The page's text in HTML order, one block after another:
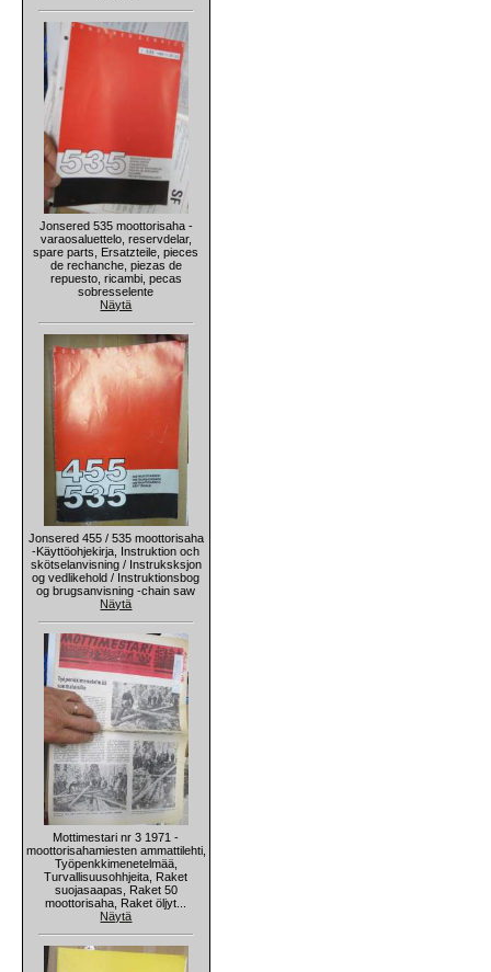
Jonsered 535 moottorisaha -
varaosaluettelo, reservdelar,
spare parts, Ersatzteile, pieces
de rechanche, piezas de
repuesto, ricambi, pecas
sobresselente
Näytä
Jonsered 455 / 535 moottorisaha
-Käyttöohjekirja, Instruktion och
skötselanvisning / Instruksksjon
og vedlikehold / Instruktionsbog
og brugsanvisning -chain saw
Näytä
Mottimestari nr 3 1971 -
moottorisahamiesten ammattilehti,
Työpenkkimenetelmää,
Turvallisuusohhjeita, Raket
suojasaapas, Raket 50
moottorisaha, Raket öljyt...
Näytä